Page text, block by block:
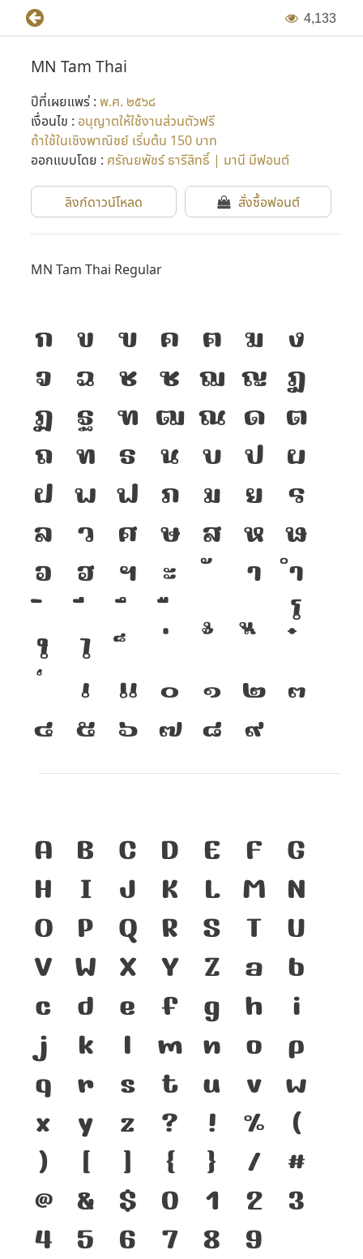
4,133
MN Tam Thai
ปีที่เผยแพร่ : พ.ศ. ๒๕๖๘
เงื่อนไข : อนุญาตให้ใช้งานส่วนตัวฟรี
ถ้าใช้ในเชิงพาณิชย์ เริ่มต้น 150 บาท
ออกแบบโดย : ศรัณยพัชร์ ธารีสิทธิ์ | มานี มีฟอนต์
ลิงก์ดาวน์โหลด สั่งซื้อฟอนต์
MN Tam Thai Regular
ก ข ฃ ค ฅ ฆ
ง
จ
ฉ ช ซ ฌ ญ ฎ
ฏ
ฐ ฑ ฒ ณ ด ต
ถ ท ธ น บ ป
ผ
ฝ พ ฟ ภ ม ย
ร
ล
ว ศ ษ ส ห ฬ
อ
ฮ ฯ ะ า
ำ
โ
ใ
ไ
เ
แ ๐ ๑ ๒ ๓
๔ ๕ ๖ ๗ ๘ ๙
A B C D E F
G
H
I J K L M N
O
P Q R S T
U
V W X Y Z a
b
c
d e f g h
i
j
k l m n o
p
q
r s t u v
w
x
y z ? ! %
(
)
[ ] { } /
#
@
& $ 0 1 2
3
4
5 6 7 8 9